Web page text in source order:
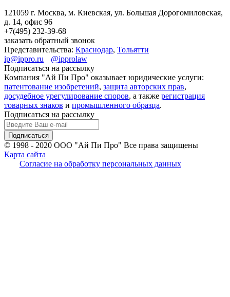
121059 г. Москва, м. Киевская, ул. Большая Дорогомиловская,
д. 14, офис 96
+7(495) 232-39-68
заказать обратный звонок
Представительства: Краснодар, Тольятти
ip@ippro.ru
@ipprolaw
Подписаться на рассылку
Компания "Ай Пи Про" оказывает юридические услуги:
патентование изобретений, защита авторских прав,
досудебное урегулирование споров, а также регистрация
товарных знаков и промышленного образца.
Подписаться на рассылку
© 1998 - 2020 ООО "Ай Пи Про" Все права защищены
Карта сайта
Согласие на обработку персональных данных